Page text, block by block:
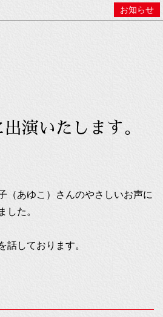
お知らせ
演いたします。
（あゆこ）さんのやさしいお声に
した。
話しております。